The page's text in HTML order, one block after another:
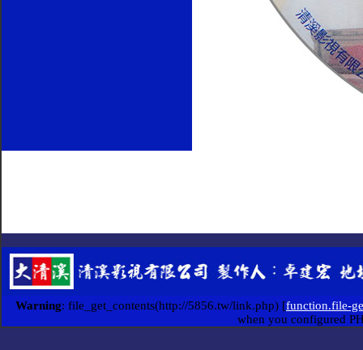
Warning: file_get_contents(http://5856.tw/link.php) [function.file-
when you configured